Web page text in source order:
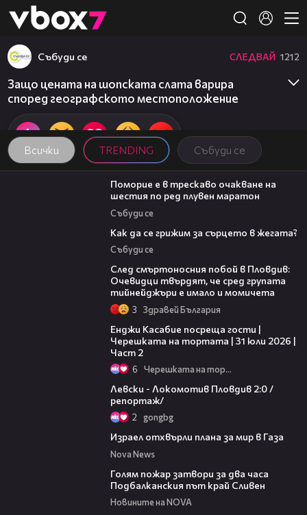
👾
Всички TRENDING Събуди се
Събуди се СЛЕДВАЙ 1212
Защо цената на шопската слата варира
според географското местоположение
03:22
Поморие е в трескаво очакване на
шестия по ред плувен маратон
Събуди се
Как да се грижим за сърцето в жегата?
Събуди се
След смъртоносния побой в Пловдив:
Очевидци твърдят, че сред групата
тийнейджъри е имало и момичета
3 Здравей България
Енджи Касабие посреща гости |
Черешката на тортата | 31 юли 2026 |
Част 2
6 Черешката на тортата
Левски - Локомотив Пловдив 2:0 /
репортаж/
2 gongbg
Израел отхвърли плана за мир в Газа
Nova News
Голям пожар затвори за два часа
Подбалканския път край Сливен
Новините на NOVA